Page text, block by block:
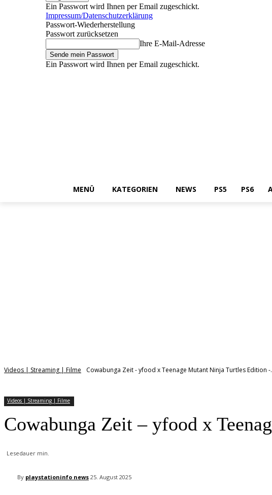
Ein Passwort wird Ihnen per Email zugeschickt.
Impressum/Datenschutzerklärung
Passwort-Wiederherstellung
Passwort zurücksetzen
Ihre E-Mail-Adresse
Ein Passwort wird Ihnen per Email zugeschickt.
MENÜ KATEGORIEN NEWS PS5 PS6
Videos | Streaming | Filme Cowabunga Zeit - yfood x Teenage Mutant Ninja Turtles Edition -
Videos | Streaming | Filme
Cowabunga Zeit – yfood x
Lesedauer min.
By playstationinfo news 25. August 2025